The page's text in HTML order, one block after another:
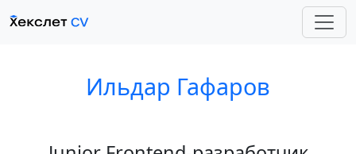
Ильдар Гафаров